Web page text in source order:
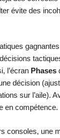
évite des
l’écran Phases
décision
sur l’aile).
en compétence.
consoles, une